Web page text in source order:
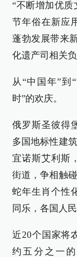
“不断增加优
节年俗在新应
蓬勃发展带来
化遗产司相关负
从“中国年”到
时”的欢庆。
俄罗斯圣彼得
多国地标性建
宜诺斯艾利斯
街道，争相触
蛇年生肖个性
同乐，各国人
近20个国家将
约五分之一